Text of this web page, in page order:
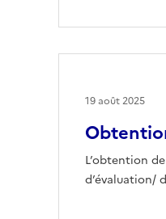
L’obtention
d’évaluation/
19 août 2025